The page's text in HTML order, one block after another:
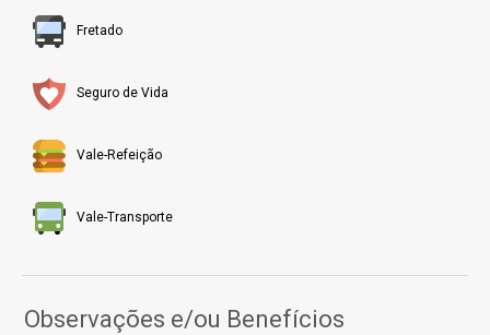
Fretado
Seguro de Vida
Vale-Refeição
Vale-Transporte
Observações e/ou Benefícios